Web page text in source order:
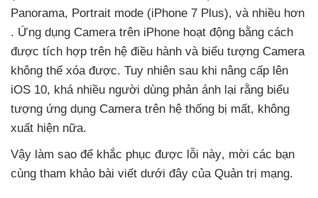
Panorama, Portrait mode (iPhone 7 Plus), và nhiều hơn
. Ứng dụng Camera trên iPhone hoạt động bằng cách
được tích hợp trên hệ điều hành và biểu tượng Camera
không thể xóa được. Tuy nhiên sau khi nâng cấp lên
iOS 10, khá nhiều người dùng phản ánh lại rằng biểu
tượng ứng dụng Camera trên hệ thống bị mất, không
xuất hiện nữa.
Vậy làm sao để khắc phục được lỗi này, mời các bạn
cùng tham khảo bài viết dưới đây của Quản trị mạng.